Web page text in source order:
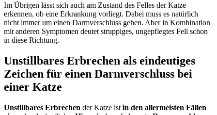
Im Übrigen lässt sich auch am Zustand des Felles der Katze
erkennen, ob eine Erkrankung vorliegt. Dabei muss es natürlich
nicht immer um einen Darmverschluss gehen. Aber in Kombination
mit anderen Symptomen deutet struppiges, ungepflegtes Fell schon
in diese Richtung.
Unstillbares Erbrechen als eindeutiges
Zeichen für einen Darmverschluss bei
einer Katze
Unstillbares Erbrechen der Katze ist in den allermeisten Fällen